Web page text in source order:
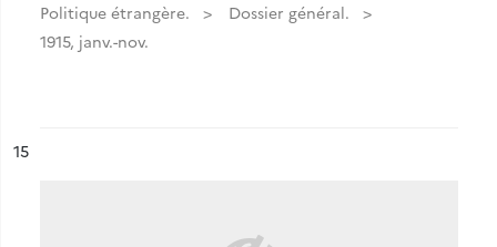
Politique étrangère.
Dossier général.
1915, janv.-nov.
n°
15